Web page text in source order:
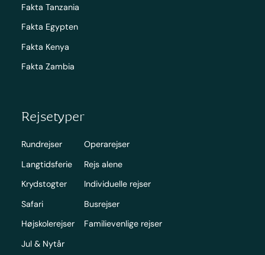
Fakta Tanzania
Fakta Egypten
Fakta Kenya
Fakta Zambia
Rejsetyper
Rundrejser
Langtidsferie
Krydstogter
Safari
Højskolerejser
Jul & Nytår
Operarejser
Rejs alene
Individuelle rejser
Busrejser
Familievenlige rejser